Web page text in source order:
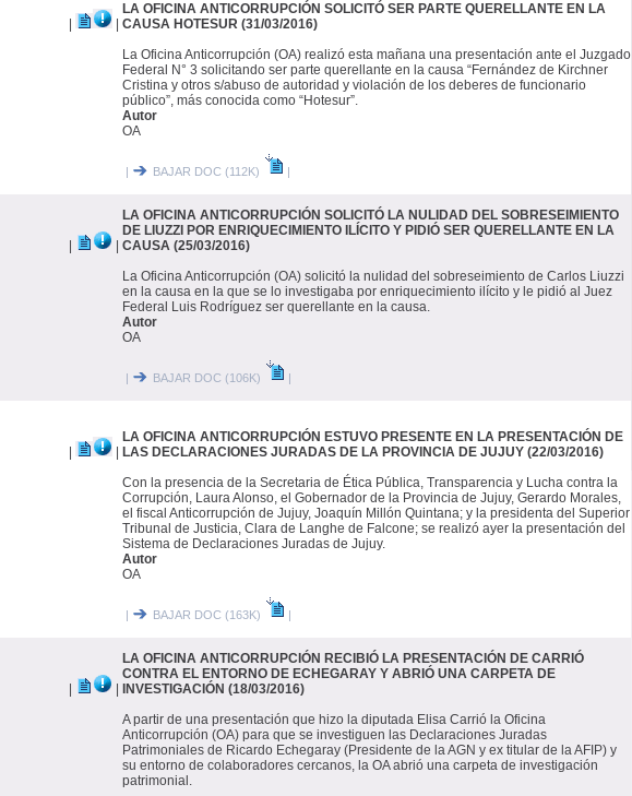
LA OFICINA ANTICORRUPCIÓN SOLICITÓ SER PARTE QUERELLANTE EN LA
CAUSA HOTESUR (31/03/2016)
La Oficina Anticorrupción (OA) realizó esta mañana una presentación ante el Juzgado
Federal N° 3 solicitando ser parte querellante en la causa “Fernández de Kirchner
Cristina y otros s/abuso de autoridad y violación de los deberes de funcionario
público”, más conocida como “Hotesur”.
Autor
OA
| BAJAR DOC (112K) |
LA OFICINA ANTICORRUPCIÓN SOLICITÓ LA NULIDAD DEL SOBRESEIMIENTO
DE LIUZZI POR ENRIQUECIMIENTO ILÍCITO Y PIDIÓ SER QUERELLANTE EN LA
CAUSA (25/03/2016)
La Oficina Anticorrupción (OA) solicitó la nulidad del sobreseimiento de Carlos Liuzzi
en la causa en la que se lo investigaba por enriquecimiento ilícito y le pidió al Juez
Federal Luis Rodríguez ser querellante en la causa.
Autor
OA
| BAJAR DOC (106K) |
LA OFICINA ANTICORRUPCIÓN ESTUVO PRESENTE EN LA PRESENTACIÓN DE
LAS DECLARACIONES JURADAS DE LA PROVINCIA DE JUJUY (22/03/2016)
Con la presencia de la Secretaria de Ética Pública, Transparencia y Lucha contra la
Corrupción, Laura Alonso, el Gobernador de la Provincia de Jujuy, Gerardo Morales,
el fiscal Anticorrupción de Jujuy, Joaquín Millón Quintana; y la presidenta del Superior
Tribunal de Justicia, Clara de Langhe de Falcone; se realizó ayer la presentación del
Sistema de Declaraciones Juradas de Jujuy.
Autor
OA
| BAJAR DOC (163K) |
LA OFICINA ANTICORRUPCIÓN RECIBIÓ LA PRESENTACIÓN DE CARRIÓ
CONTRA EL ENTORNO DE ECHEGARAY Y ABRIÓ UNA CARPETA DE
INVESTIGACIÓN (18/03/2016)
A partir de una presentación que hizo la diputada Elisa Carrió la Oficina
Anticorrupción (OA) para que se investiguen las Declaraciones Juradas
Patrimoniales de Ricardo Echegaray (Presidente de la AGN y ex titular de la AFIP) y
su entorno de colaboradores cercanos, la OA abrió una carpeta de investigación
patrimonial.